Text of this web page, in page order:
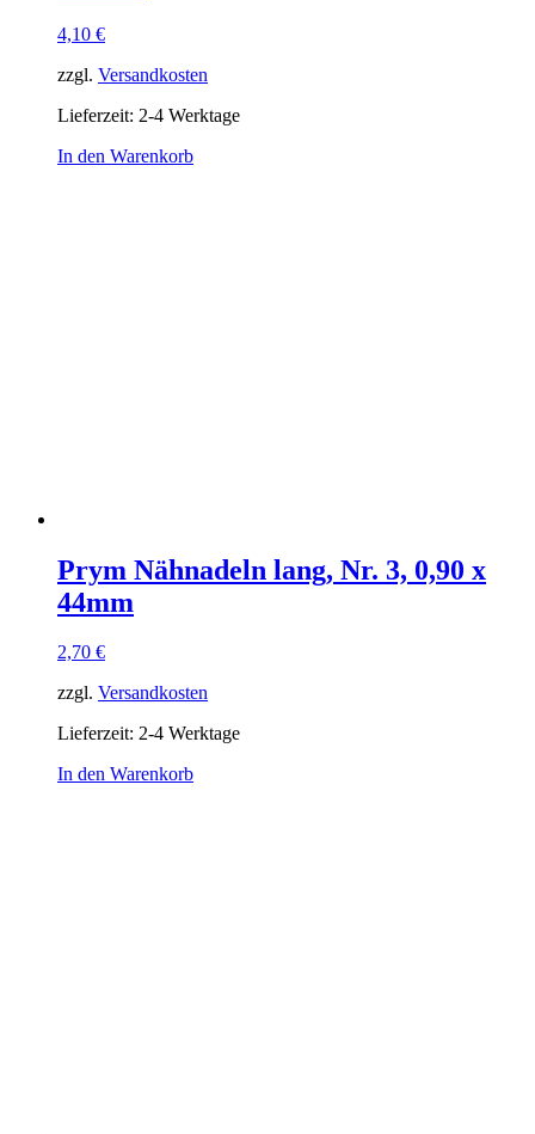
4,10 €
zzgl. Versandkosten
Lieferzeit: 2-4 Werktage
In den Warenkorb
Prym Nähnadeln lang, Nr. 3, 0,90 x
44mm
2,70 €
zzgl. Versandkosten
Lieferzeit: 2-4 Werktage
In den Warenkorb